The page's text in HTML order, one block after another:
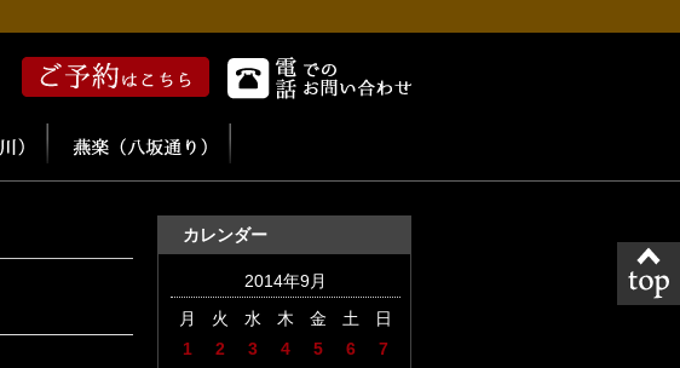
カレンダー
2014年9月
月
火 水 木 金 土 日
1 2 3 4 5 6
7